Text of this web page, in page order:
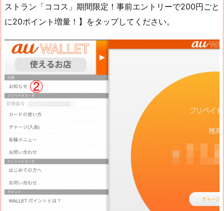
ストラン「ココス」期間限定！事前エントリーで200円ごと
に20ポイント増量！】をタップしてください。